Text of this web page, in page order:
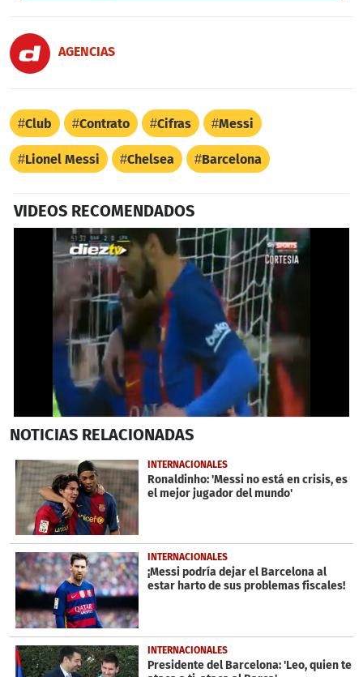
AGENCIAS
Club Contrato Cifras Messi
Lionel Messi Chelsea Barcelona
VIDEOS RECOMENDADOS
seconds
37
seconds
NOTICIAS RELACIONADAS
INTERNACIONALES
Ronaldinho: 'Messi no está en crisis, es
el mejor jugador del mundo'
INTERNACIONALES
¡Messi podría dejar el Barcelona al
estar harto de sus problemas fiscales!
INTERNACIONALES
Presidente del Barcelona: 'Leo, quien te